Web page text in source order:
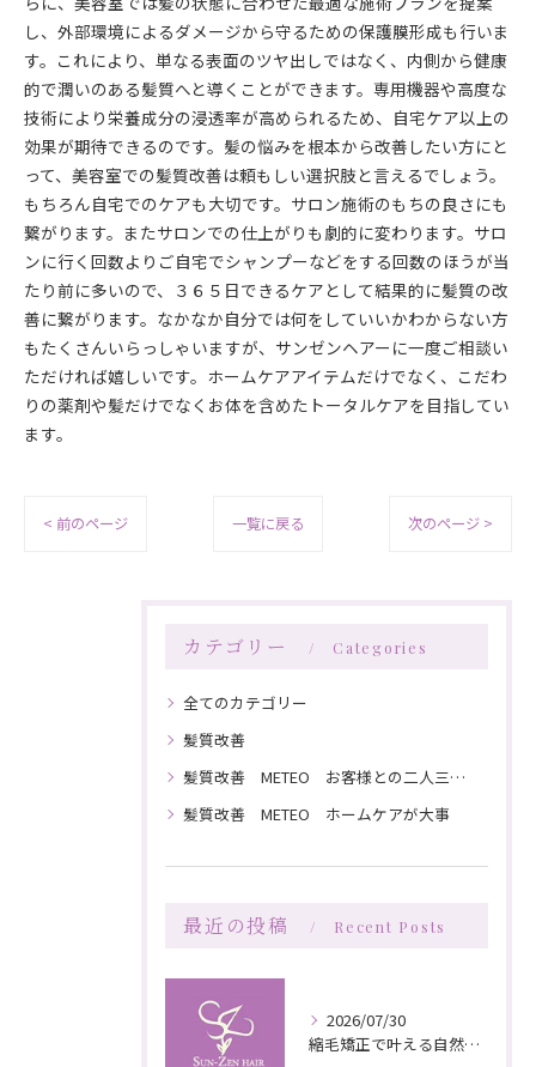
し、外部環境によるダメージから守るための保護膜形成も行いま
す。これにより、単なる表面のツヤ出しではなく、内側から健康
的で潤いのある髪質へと導くことができます。専用機器や高度な
技術により栄養成分の浸透率が高められるため、自宅ケア以上の
効果が期待できるのです。髪の悩みを根本から改善したい方にと
って、美容室での髪質改善は頼もしい選択肢と言えるでしょう。
もちろん自宅でのケアも大切です。サロン施術のもちの良さにも
繋がります。またサロンでの仕上がりも劇的に変わります。サロ
ンに行く回数よりご自宅でシャンプーなどをする回数のほうが当
たり前に多いので、３６５日できるケアとして結果的に髪質の改
善に繋がります。なかなか自分では何をしていいかわからない方
もたくさんいらっしゃいますが、サンゼンヘアーに一度ご相談い
ただければ嬉しいです。ホームケアアイテムだけでなく、こだわ
りの薬剤や髪だけでなくお体を含めたトータルケアを目指してい
ます。
< 前のページ 一覧に戻る 次のページ >
カテゴリー Categories
全てのカテゴリー
髪質改善
髪質改善 METEO お客様との二人三脚で髪を綺麗にしていく
髪質改善 METEO ホームケアが大事
最近の投稿 Recent Posts
2026/07/30
縮毛矯正で叶える自然な艶としなやかさの秘訣